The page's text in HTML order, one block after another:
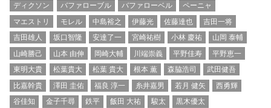
ディクソン
バファローブル バファローベル
ペーニャ
マエストリ
モレル 中島裕之 伊藤光 佐藤達也
吉田一将
吉田雄人
坂口智隆 安達了一 宮崎祐樹 小林 慶祐
山岡 泰輔
山崎勝己
山本 由伸 岡崎大輔 川端崇義 平野佳寿
平野恵一
東明大貴
松葉貴大 松葉 貴大 根本 薫 森脇浩司
武田健吾
比嘉幹貴
澤田 圭佑 福良 淳一 糸井嘉男 若月 健矢
西勇輝
谷佳知
金子千尋 鉄平 飯田 大祐 駿太 黒木優太